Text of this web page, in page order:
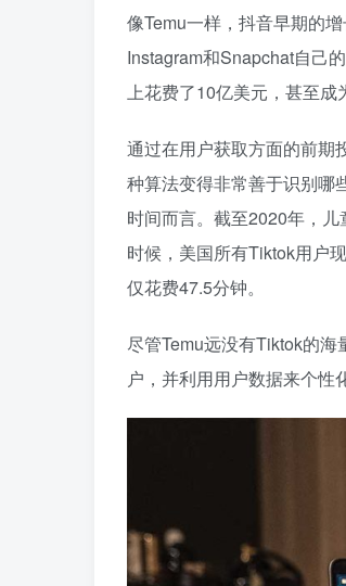
像Temu一样，抖音早期的
Instagram和Snapchat自己
上花费了10亿美元，甚至成
通过在用户获取方面的前期
种算法变得非常善于识别哪
时间而言。截至2020年，
时候，美国所有Tiktok用户
仅花费47.5分钟。
尽管Temu远没有Tiktok的
户，并利用用户数据来个性